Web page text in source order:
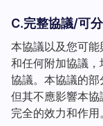
C.完整協議/可
本協議以及您可
和任何附加協議
協議。本協議的部
但其不應影響本
完全的效力和作用。